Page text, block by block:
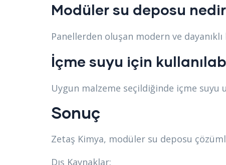
Modüler su deposu
Panellerden oluşan modern ve
İçme suyu için
Uygun malzeme seçildiğinde içme suyu
Sonuç
Zetaş Kimya, modüler su deposu
Dış Kaynaklar: